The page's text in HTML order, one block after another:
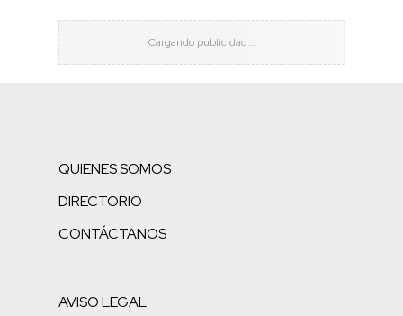
QUIENES SOMOS
DIRECTORIO
CONTÁCTANOS
AVISO LEGAL